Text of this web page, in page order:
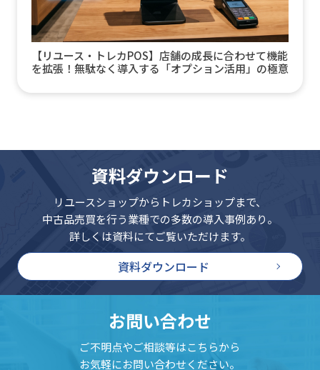
【リユース・トレカPOS】店舗の成長に合わせて機能
を拡張！無駄なく導入する「オプション活用」の極意
資料ダウンロード
リユースショップからトレカショップまで、
中古品売買を行う業種での多数の導入事例あり。
詳しくは資料にてご覧いただけます。
資料ダウンロード
お問い合わせ
ご不明点やご相談等はこちらから
お気軽にお問い合わせください。